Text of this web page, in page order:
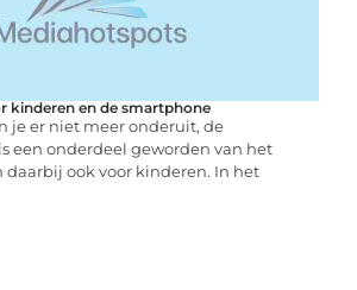
kinderen en de smartphone
je er niet meer onderuit, de
een onderdeel geworden van het
daarbij ook voor kinderen. In het